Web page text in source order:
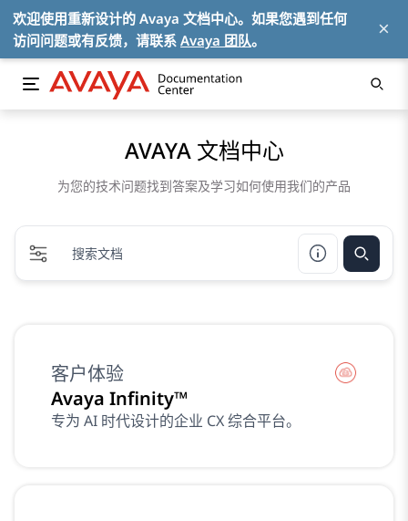
AVAYA 文档中心
为您的技术问题找到答案及学习如何使用我们的产品
客户体验
Avaya Infinity™
专为 AI 时代设计的企业 CX 综合平台。
欢迎使用重新设计的 Avaya 文档中心。如果您遇到任何
访问问题或有反馈，请联系 Avaya 团队。 ×